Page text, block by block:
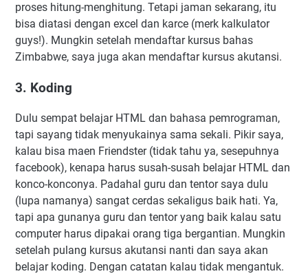
proses hitung-menghitung. Tetapi jaman sekarang, itu
bisa diatasi dengan excel dan karce (merk kalkulator
guys!). Mungkin setelah mendaftar kursus bahas
Zimbabwe, saya juga akan mendaftar kursus akutansi.
3. Koding
Dulu sempat belajar HTML dan bahasa pemrograman,
tapi sayang tidak menyukainya sama sekali. Pikir saya,
kalau bisa maen Friendster (tidak tahu ya, sesepuhnya
facebook), kenapa harus susah-susah belajar HTML dan
konco-konconya. Padahal guru dan tentor saya dulu
(lupa namanya) sangat cerdas sekaligus baik hati. Ya,
tapi apa gunanya guru dan tentor yang baik kalau satu
computer harus dipakai orang tiga bergantian. Mungkin
setelah pulang kursus akutansi nanti dan saya akan
belajar koding. Dengan catatan kalau tidak mengantuk.